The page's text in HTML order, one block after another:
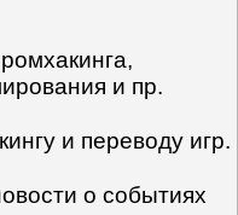
и пр.
и переводу игр.
о событиях